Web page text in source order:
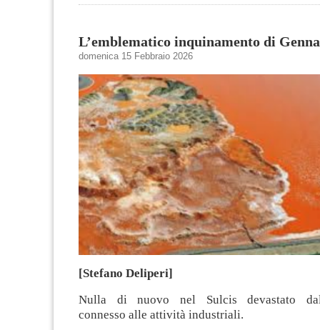
L’emblematico inquinamento di
domenica 15 Febbraio 2026
[Stefano Deliperi]
Nulla di nuovo nel Sulcis devastato
connesso alle attività industriali.